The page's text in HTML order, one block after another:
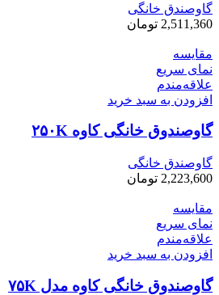
گاوصندق خانگی
2,511,360 تومان
مقایسه
نمای سریع
علاقه‌مندم
افزودن به سبد خرید
گاوصندوق خانگی کاوه ۲۵۰K
گاوصندق خانگی
2,223,600 تومان
مقایسه
نمای سریع
علاقه‌مندم
افزودن به سبد خرید
گاوصندوق خانگی کاوه مدل ۷۵K